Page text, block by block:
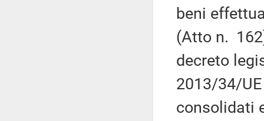
beni
(Atto n.
decreto
2013/34/
consolidati